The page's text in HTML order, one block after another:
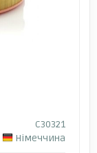
C30321
Німеччина